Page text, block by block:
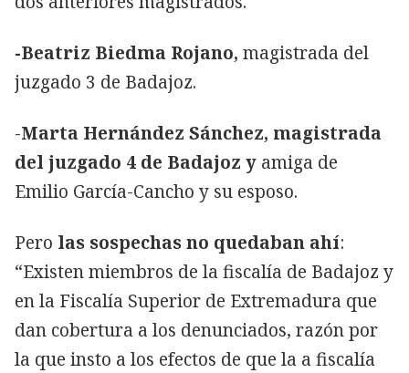
-Beatriz Biedma Rojano, magistrada del
juzgado 3 de Badajoz.
-Marta Hernández Sánchez, magistrada
del juzgado 4 de Badajoz y amiga de
Emilio García-Cancho y su esposo.
Pero las sospechas no quedaban ahí:
“Existen miembros de la fiscalía de Badajoz y
en la Fiscalía Superior de Extremadura que
dan cobertura a los denunciados, razón por
la que insto a los efectos de que la a fiscalía